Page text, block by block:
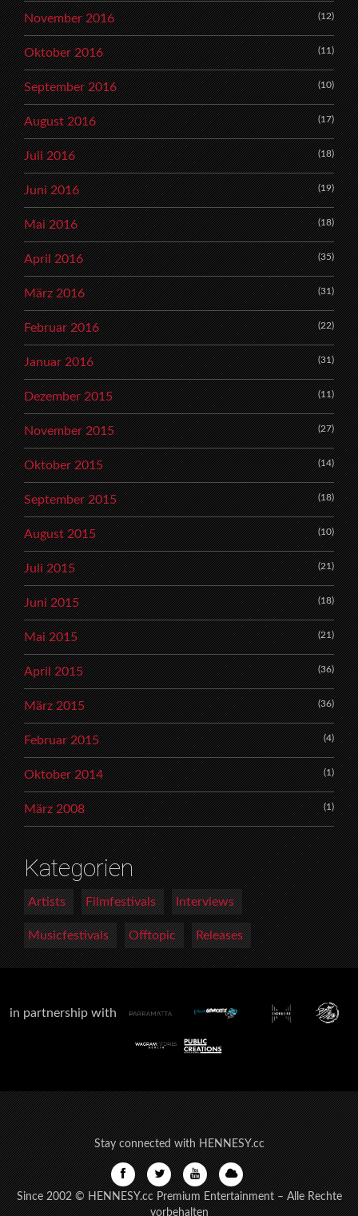
November 2016 (12)
Oktober 2016 (11)
September 2016 (10)
August 2016 (17)
Juli 2016 (18)
Juni 2016 (19)
Mai 2016 (18)
April 2016 (35)
März 2016 (31)
Februar 2016 (22)
Januar 2016 (31)
Dezember 2015 (11)
November 2015 (27)
Oktober 2015 (14)
September 2015 (18)
August 2015 (10)
Juli 2015 (21)
Juni 2015 (18)
Mai 2015 (21)
April 2015 (36)
März 2015 (36)
Februar 2015 (4)
Oktober 2014 (1)
März 2008 (1)
Kategorien
Artists Filmfestivals Interviews
Musicfestivals Offtopic Releases
in partnership with
Stay connected with HENNESY.cc
Since 2002 © HENNESY.cc Premium Entertainment – Alle Rechte
vorbehalten